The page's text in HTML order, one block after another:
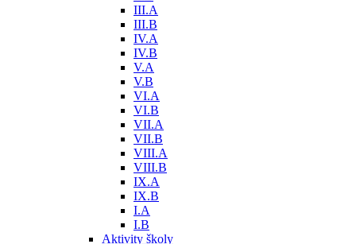
III.A
III.B
IV.A
IV.B
V.A
V.B
VI.A
VI.B
VII.A
VII.B
VIII.A
VIII.B
IX.A
IX.B
I.A
I.B
Aktivity školy